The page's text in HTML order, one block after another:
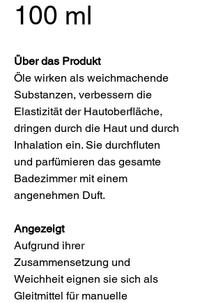
100 ml
Über das Produkt
Öle wirken als weichmachende
Substanzen, verbessern die
Elastizität der Hautoberfläche,
dringen durch die Haut und durch
Inhalation ein. Sie durchfluten
und parfümieren das gesamte
Badezimmer mit einem
angenehmen Duft.
Angezeigt
Aufgrund ihrer
Zusammensetzung und
Weichheit eignen sie sich als
Gleitmittel für manuelle